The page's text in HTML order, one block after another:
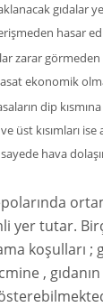
gıdalar
hasar
zarar görmeden
ekonomik
dip
üst kısımları ise
sayede hava
yer tutar.
koşulları ;
,